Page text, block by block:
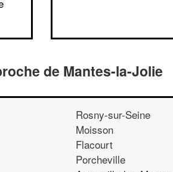
de Mantes-la-Jolie
Rosny-sur-Seine
Moisson
Flacourt
Porcheville